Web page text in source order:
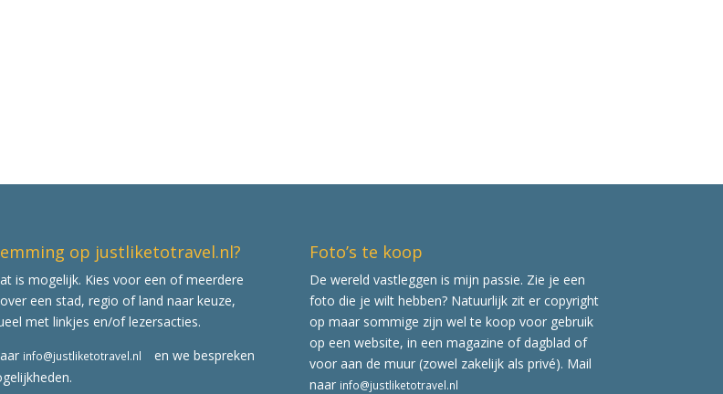
op justliketotravel.nl?
is mogelijk. Kies voor een of meerdere
een stad, regio of land naar keuze,
met linkjes en/of lezersacties.
info@justliketotravel.nl
en we bespreken
Foto’s te koop
De wereld vastleggen is mijn passie. Zie je een
foto die je wilt hebben? Natuurlijk zit er copyright
op maar sommige zijn wel te koop voor gebruik
op een website, in een magazine of dagblad of
voor aan de muur (zowel zakelijk als privé). Mail
naar info@justliketotravel.nl